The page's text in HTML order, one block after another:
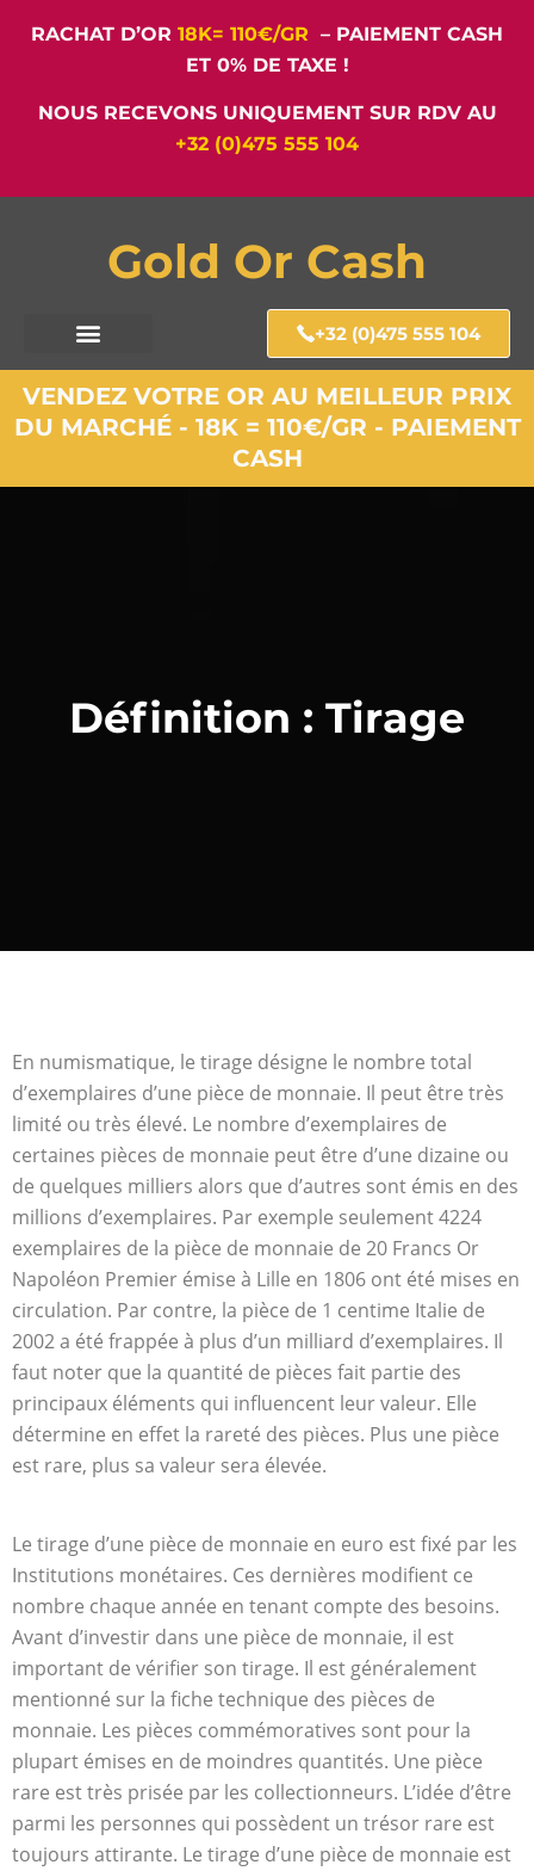
RACHAT D’OR 18K= 110€/GR – PAIEMENT CASH
ET 0% DE TAXE !
NOUS RECEVONS UNIQUEMENT SUR RDV AU
+32 (0)475 555 104
Gold Or Cash
+32 (0)475 555 104
VENDEZ VOTRE OR AU MEILLEUR PRIX
DU MARCHÉ - 18K = 110€/GR - PAIEMENT
CASH
Définition : Tirage
En numismatique, le tirage désigne le nombre total
d’exemplaires d’une pièce de monnaie. Il peut être très
limité ou très élevé. Le nombre d’exemplaires de
certaines pièces de monnaie peut être d’une dizaine ou
de quelques milliers alors que d’autres sont émis en des
millions d’exemplaires. Par exemple seulement 4224
exemplaires de la pièce de monnaie de 20 Francs Or
Napoléon Premier émise à Lille en 1806 ont été mises en
circulation. Par contre, la pièce de 1 centime Italie de
2002 a été frappée à plus d’un milliard d’exemplaires. Il
faut noter que la quantité de pièces fait partie des
principaux éléments qui influencent leur valeur. Elle
détermine en effet la rareté des pièces. Plus une pièce
est rare, plus sa valeur sera élevée.
Le tirage d’une pièce de monnaie en euro est fixé par les
Institutions monétaires. Ces dernières modifient ce
nombre chaque année en tenant compte des besoins.
Avant d’investir dans une pièce de monnaie, il est
important de vérifier son tirage. Il est généralement
mentionné sur la fiche technique des pièces de
monnaie. Les pièces commémoratives sont pour la
plupart émises en de moindres quantités. Une pièce
rare est très prisée par les collectionneurs. L’idée d’être
parmi les personnes qui possèdent un trésor rare est
toujours attirante. Le tirage d’une pièce de monnaie est